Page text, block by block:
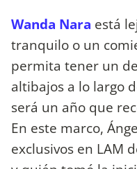
Wanda Nara está
tranquilo o un
permita tener un
altibajos a lo largo
será un año que
En este marco,
exclusivos en LAM